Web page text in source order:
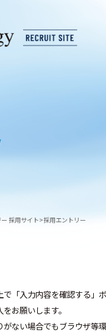
採用サイト 採用エントリー
「入力内容を確認する」
お願いします。
ない場合でもブラウザ等